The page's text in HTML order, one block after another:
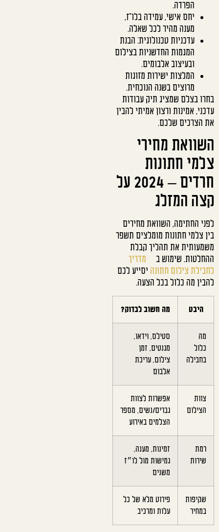
הפרדה.
יחס אישי, עמידה בלו"ז,
מענה מהיר לכל שאלה.
עדכניות טכנולוגית: הבנת
המגמות החדשניות בצילום
ובעיצוב אלבומים.
המלצות ישירות מזוגות
מרוצים בשנה הנוכחית.
בחרו בצלם שמציג תיק עבודות
עדכני, אמינות ורצון אמיתי להבין
את הצרכים שלכם.
השוואת מחירי
צלמי חתונות
חרדים – 2024 על
קצה המזלג
לפני החתימה, השוואת מחירים
בין צלמי חתונות מומלצים תשפר
משמעותית את תהליך קבלת
ההחלטות. שימוש ב
מדריך
לחבילת צילום חתונה יסייע לכם
להבין מה כלול בכל הצעה.
היבט מה חשוב לבדוק?
מה
כלול
בחבילה
סטילס, וידאו,
מגנטים, זמן
צילום, עריכת
אלבום
צוות
הצילום
אפשרות לצוות
גברים/נשים, מספר
הצלמים באירוע
רמת
שירות
זמינות, מענה,
גמישות מול לו״ז
משנים
שקיפות
במחיר
פירוט מלא של כל
עלות ומרכיב